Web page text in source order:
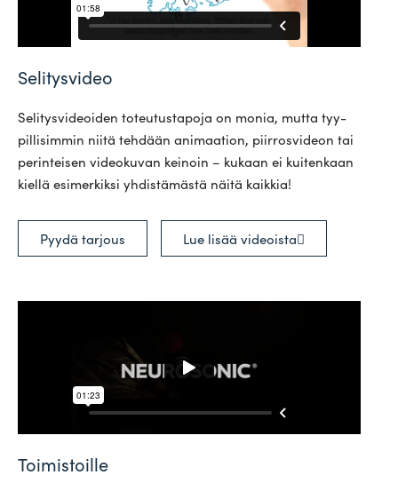
Selitysvideo
Seli­tys­vi­deoiden toteu­tus­tapoja on monia, mutta tyy­
pil­li­simmin niitä tehdään ani­maation, piir­ros­videon tai
perin­teisen video­kuvan keinoin – kukaan ei kui­tenkaan
kiellä esi­mer­kiksi yhdis­tä­mästä näitä kaikkia!
Pyydä tarjous Lue lisää videoista
Toimistoille